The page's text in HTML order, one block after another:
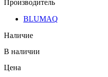
Производитель
BLUMAQ
Наличие
В наличии
Цена